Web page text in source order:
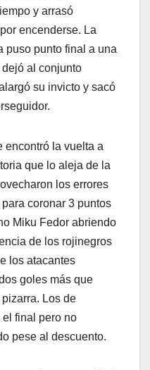
y arrasó
encenderse. La
puso punto final a una
al conjunto
su invicto y sacó
encontró la vuelta a
que lo aleja de la
los errores
coronar 3 puntos
Miku Fedor abriendo
de los rojinegros
los atacantes
goles más que
Los de
final pero no
pese al descuento.